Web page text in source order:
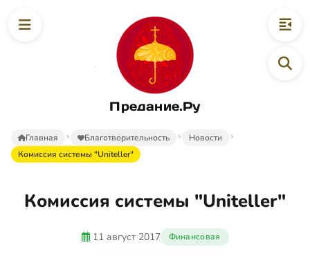
Предание.Ру
Главная Благотворительность
Новости
Комиссия системы "Uniteller"
Комиссия системы "Uniteller"
11 август 2017 Финансовая